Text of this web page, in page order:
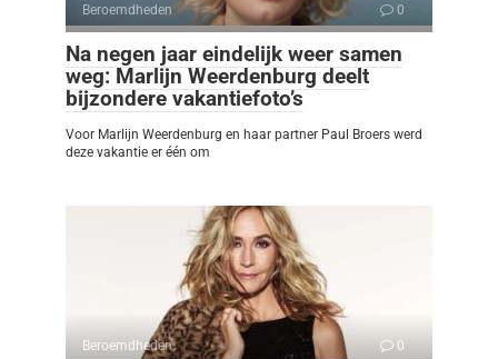
Beroemdheden 0
Na negen jaar eindelijk weer samen
weg: Marlijn Weerdenburg deelt
bijzondere vakantiefoto’s
Voor Marlijn Weerdenburg en haar partner Paul Broers werd
deze vakantie er één om
Beroemdheden 0